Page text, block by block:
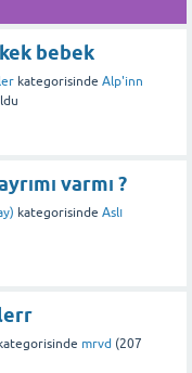
bebek
kategorisinde Alp'inn
varmı ?
kategorisinde Aslı
kategorisinde mrvd (207